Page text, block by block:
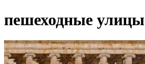
пешеходные улицы